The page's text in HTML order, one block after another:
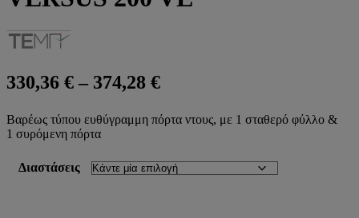
330,36 € – 374,28 €Price
330,36 €
374,28 €
Βαρέως τύπου ευθύγραμμη πόρτα ντους, με 1 σταθερό φύλλο &
1 συρόμενη πόρτα
Διαστάσεις